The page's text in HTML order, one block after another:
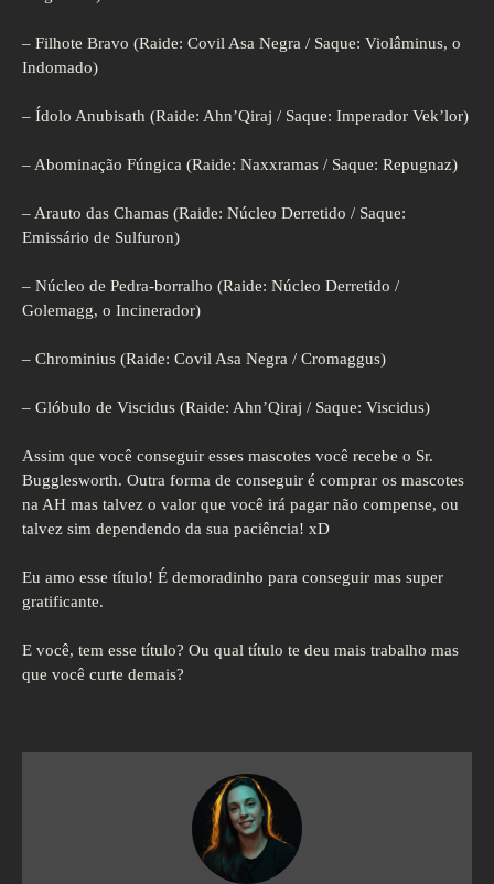
– Filhote Bravo (Raide: Covil Asa Negra / Saque: Violâminus, o
Indomado)
– Ídolo Anubisath (Raide: Ahn’Qiraj / Saque: Imperador Vek’lor)
– Abominação Fúngica (Raide: Naxxramas / Saque: Repugnaz)
– Arauto das Chamas (Raide: Núcleo Derretido / Saque:
Emissário de Sulfuron)
– Núcleo de Pedra-borralho (Raide: Núcleo Derretido /
Golemagg, o Incinerador)
– Chrominius (Raide: Covil Asa Negra / Cromaggus)
– Glóbulo de Viscidus (Raide: Ahn’Qiraj / Saque: Viscidus)
Assim que você conseguir esses mascotes você recebe o Sr.
Bugglesworth. Outra forma de conseguir é comprar os mascotes
na AH mas talvez o valor que você irá pagar não compense, ou
talvez sim dependendo da sua paciência! xD
Eu amo esse título! É demoradinho para conseguir mas super
gratificante.
E você, tem esse título? Ou qual título te deu mais trabalho mas
que você curte demais?